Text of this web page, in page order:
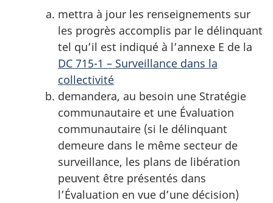
mettra à jour les renseignements sur
les progrès accomplis par le délinquant
tel qu’il est indiqué à l’annexe E de la
DC 715-1 – Surveillance dans la
collectivité
demandera, au besoin une Stratégie
communautaire et une Évaluation
communautaire (si le délinquant
demeure dans le même secteur de
surveillance, les plans de libération
peuvent être présentés dans
l’Évaluation en vue d’une décision)